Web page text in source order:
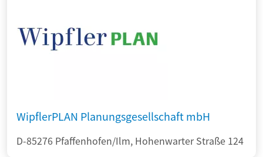
WipflerPLAN Planungsgesellschaft mbH
D-85276 Pfaffenhofen/Ilm, Hohenwarter Straße 124